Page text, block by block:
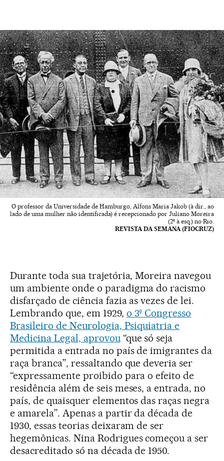
O professor da Universidade de Hamburgo, Alfons Maria Jakob (à dir., ao
lado de uma mulher não identificada) é recepcionado por Juliano Moreira
(2º à esq.) no Rio.
REVISTA DA SEMANA (FIOCRUZ)
Durante toda sua trajetória, Moreira navegou
um ambiente onde o paradigma do racismo
disfarçado de ciência fazia as vezes de lei.
Lembrando que, em 1929, o 3º Congresso
Brasileiro de Neurologia, Psiquiatria e
Medicina Legal, aprovou“que só seja
permitida a entrada no país de imigrantes da
raça branca”, ressaltando que deveria ser
“expressamente proibido para o efeito de
residência além de seis meses, a entrada, no
país, de quaisquer elementos das raças negra
e amarela”. Apenas a partir da década de
1930, essas teorias deixaram de ser
hegemônicas. Nina Rodrigues começou a ser
desacreditado só na década de 1950.